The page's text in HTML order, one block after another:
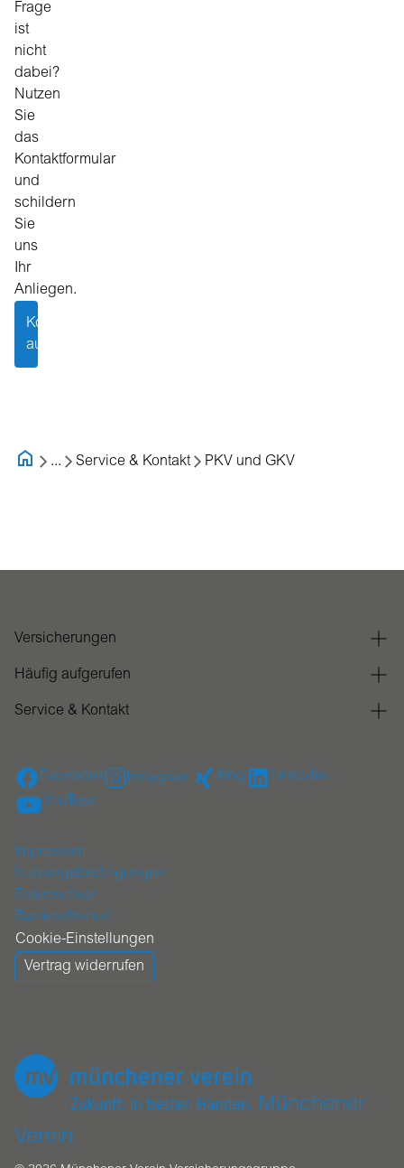
Frage
ist
nicht
dabei?
Nutzen
Sie
das
Kontaktformular
und
schildern
Sie
uns
Ihr
Anliegen.
Kontakt
aufnehmen
... Service & Kontakt PKV und GKV
Versicherungen
Häufig aufgerufen
Service & Kontakt
Facebook Instagram Xing
Linkedin
YouTube
Impressum
Nutzungsbedingungen
Datenschutz
Barrierefreiheit
Cookie-Einstellungen
Vertrag widerrufen
Münchener
Verein